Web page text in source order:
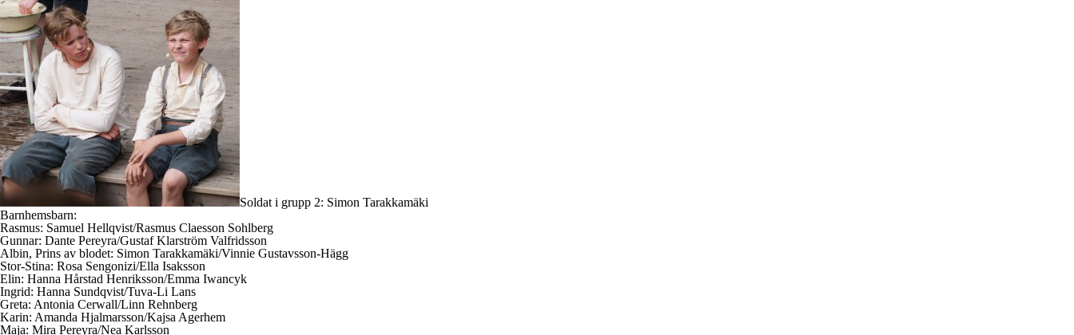
Soldat i grupp 2: Simon Tarakkamäki
Barnhemsbarn:
Rasmus: Samuel Hellqvist/Rasmus Claesson Sohlberg
Gunnar: Dante Pereyra/Gustaf Klarström Valfridsson
Albin, Prins av blodet: Simon Tarakkamäki/Vinnie Gustavsson-Hägg
Stor-Stina: Rosa Sengonizi/Ella Isaksson
Elin: Hanna Hårstad Henriksson/Emma Iwancyk
Ingrid: Hanna Sundqvist/Tuva-Li Lans
Greta: Antonia Cerwall/Linn Rehnberg
Karin: Amanda Hjalmarsson/Kajsa Agerhem
Maja: Mira Pereyra/Nea Karlsson